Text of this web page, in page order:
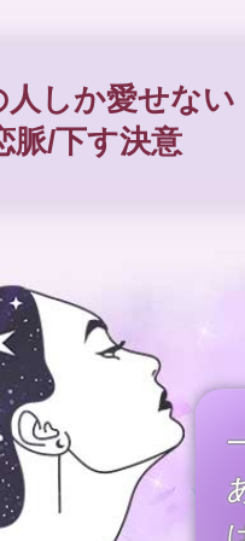
人しか愛せない
脈/下す決意